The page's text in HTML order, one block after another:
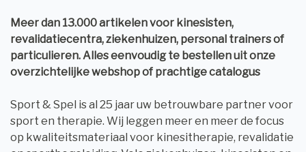
Meer dan 13.000 artikelen voor kinesisten,
revalidatiecentra, ziekenhuizen, personal trainers of
particulieren. Alles eenvoudig te bestellen uit onze
overzichtelijke webshop of prachtige catalogus
Sport & Spel is al 25 jaar uw betrouwbare partner voor
sport en therapie. Wij leggen meer en meer de focus
op kwaliteitsmateriaal voor kinesitherapie, revalidatie